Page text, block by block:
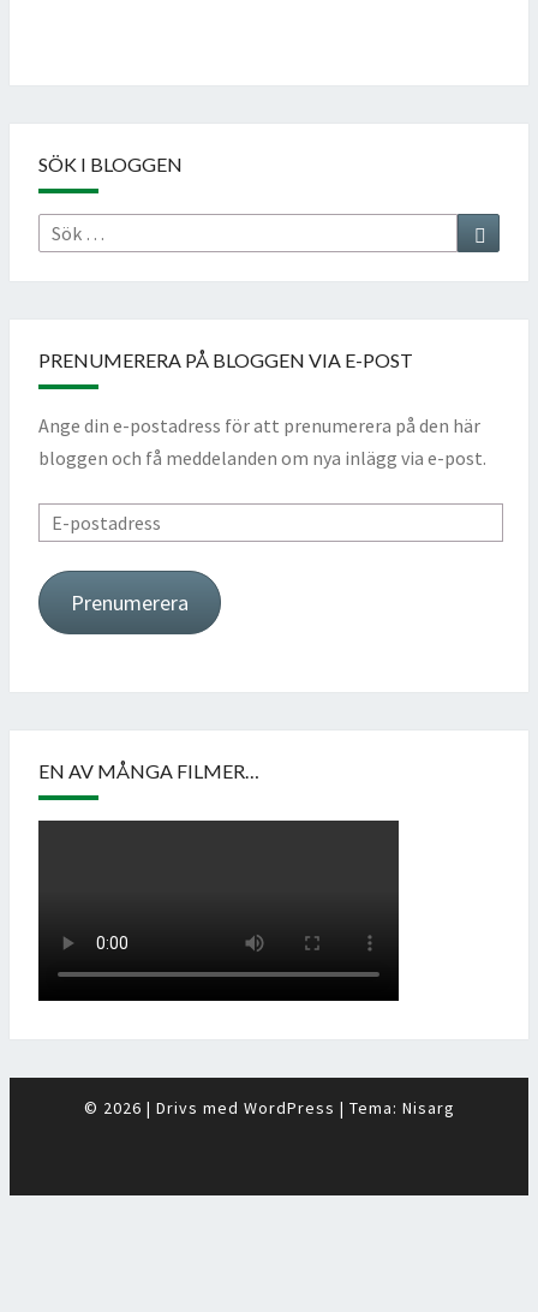
SÖK I BLOGGEN
Sök
Sök
PRENUMERERA PÅ BLOGGEN VIA E-POST
Ange din e-postadress för att prenumerera på den här
bloggen och få meddelanden om nya inlägg via e-post.
E-
Prenumerera
EN AV MÅNGA FILMER…
© 2026 | Drivs med WordPress | Tema: Nisarg